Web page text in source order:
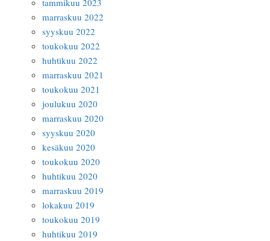
marraskuu 2022
syyskuu 2022
toukokuu 2022
huhtikuu 2022
marraskuu 2021
toukokuu 2021
joulukuu 2020
marraskuu 2020
syyskuu 2020
kesäkuu 2020
toukokuu 2020
huhtikuu 2020
marraskuu 2019
lokakuu 2019
toukokuu 2019
huhtikuu 2019